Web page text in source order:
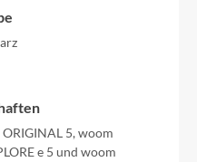
5, woom
e 5 und woom